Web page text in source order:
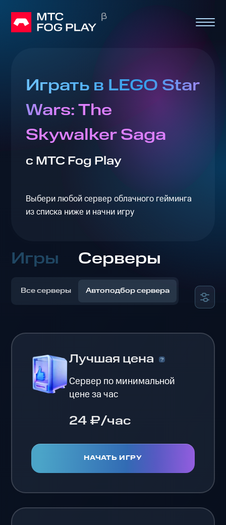
Играть в LEGO Star
Wars: The
Skywalker Saga
с МТС Fog Play
Выбери любой сервер облачного гейминга
из списка ниже и начни игру
Игры Серверы
Все серверы Автоподбор сервера
Лучшая цена
Сервер по минимальной
цене за час
24 ₽/час
НАЧАТЬ ИГРУ